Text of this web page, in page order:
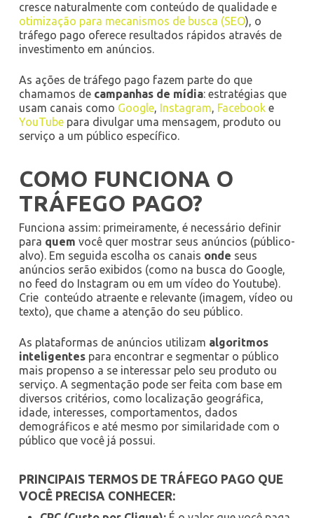
cresce naturalmente com conteúdo de qualidade e
otimização para mecanismos de busca (SEO), o
tráfego pago oferece resultados rápidos através de
investimento em anúncios.
As ações de tráfego pago fazem parte do que
chamamos de campanhas de mídia: estratégias que
usam canais como Google, Instagram, Facebooke
YouTubepara divulgar uma mensagem, produto ou
serviço a um público específico.
COMO FUNCIONA O
TRÁFEGO PAGO?
Funciona assim: primeiramente, é necessário definir
para quem você quer mostrar seus anúncios (público-
alvo). Em seguida escolha os canais onde seus
anúncios serão exibidos (como na busca do Google,
no feed do Instagram ou em um vídeo do Youtube).
Crie conteúdo atraente e relevante (imagem, vídeo ou
texto), que chame a atenção do seu público.
As plataformas de anúncios utilizam algoritmos
inteligentespara encontrar e segmentar o público
mais propenso a se interessar pelo seu produto ou
serviço. A segmentação pode ser feita com base em
diversos critérios, como localização geográfica,
idade, interesses, comportamentos, dados
demográficos e até mesmo por similaridade com o
público que você já possui.
PRINCIPAIS TERMOS DE TRÁFEGO PAGO QUE
VOCÊ PRECISA CONHECER: